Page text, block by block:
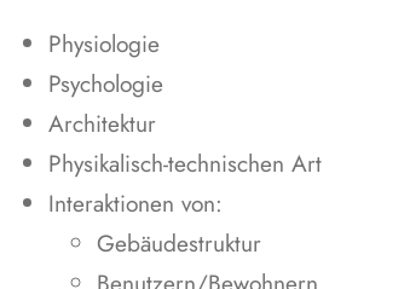
Physiologie
Psychologie
Architektur
Physikalisch-technischen Art
Interaktionen von:
Gebäudestruktur